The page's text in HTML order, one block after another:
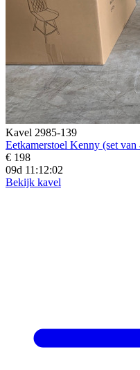
Kavel 2985-139
Eetkamerstoel Kenny (set
€ 198
09d 11:12:01
Bekijk kavel